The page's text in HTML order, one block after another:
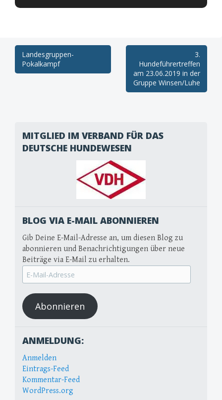
Post
navigation
Landesgruppen-
Pokalkampf
3.
Hundeführertreffen
am 23.06.2019 in der
Gruppe Winsen/Luhe
MITGLIED IM VERBAND FÜR DAS
DEUTSCHE HUNDEWESEN
BLOG VIA E-MAIL ABONNIEREN
Gib Deine E-Mail-Adresse an, um diesen Blog zu
abonnieren und Benachrichtigungen über neue
Beiträge via E-Mail zu erhalten.
E-
Mail-
Adresse
Abonnieren
ANMELDUNG:
Anmelden
Eintrags-Feed
Kommentar-Feed
WordPress.org